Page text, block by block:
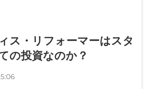
ス・リフォーマーはスタ
の投資なのか？